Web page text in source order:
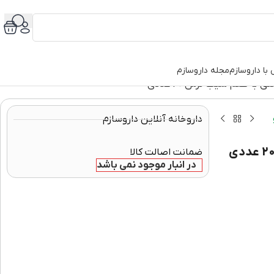
داروسازممجله داروسازم
داروخانه آنلاین داروسازم
ضمانت اصالت کالا
در انبار موجود نمی باشد